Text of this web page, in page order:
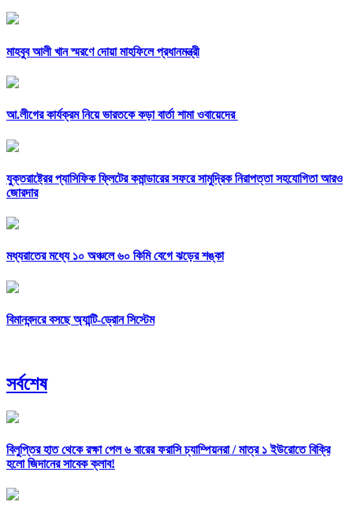
মাহবুব আলী খান স্মরণে দোয়া মাহফিলে প্রধানমন্ত্রী
আ.লীগের কার্যক্রম নিয়ে ভারতকে কড়া বার্তা শামা ওবায়েদের
যুক্তরাষ্ট্রের প্যাসিফিক ফ্লিটের কমান্ডারের সফরে সামুদ্রিক নিরাপত্তা সহযোগিতা আরও
জোরদার
মধ্যরাতের মধ্যে ১০ অঞ্চলে ৬০ কিমি বেগে ঝড়ের শঙ্কা
বিমানবন্দরে বসছে অ্যান্টি-ড্রোন সিস্টেম
সর্বশেষ
বিলুপ্তির হাত থেকে রক্ষা পেল ৬ বারের ফরাসি চ্যাম্পিয়নরা /মাত্র ১ ইউরোতে বিক্রি
হলো জিদানের সাবেক ক্লাব!